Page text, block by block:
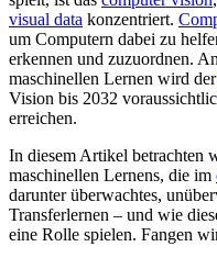
visual data konzentriert.
um Computern dabei zu
erkennen und zuzuordnen.
maschinellen Lernen wird der
Vision bis 2032
erreichen.
In diesem Artikel betrachten
maschinellen Lernens, die im
darunter überwachtes,
Transferlernen – und wie
eine Rolle spielen. Fangen